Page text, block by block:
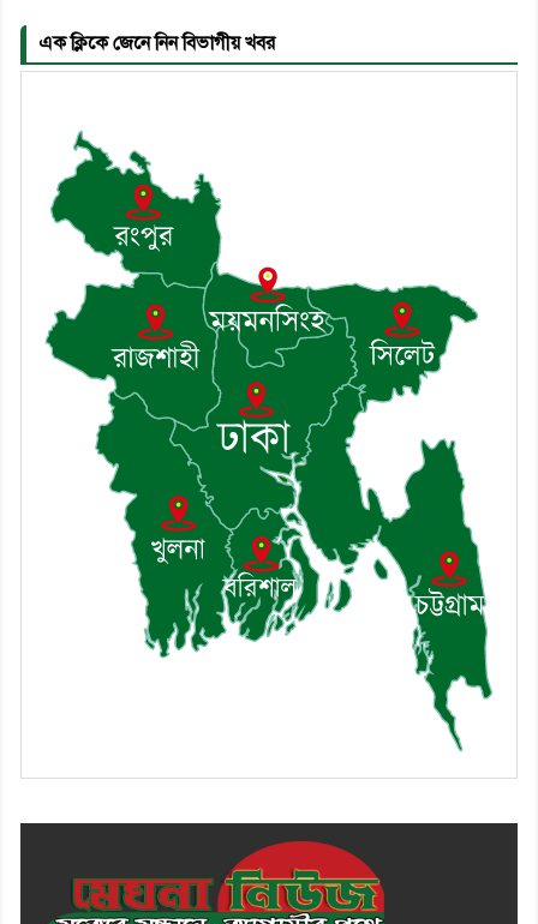
৬। জেলা পুলিশ সুপার থেকে সম্মাননা
৭। দাউদকান্দিতে উপজেলা আইন-
শৃঙ্খলা কমিটির মাসিক সভা অনুষ্ঠিত
৮। দাউদকান্দিতে মুচি সম্প্রদায়ের
খোঁজখবর নিলেন ড. খন্দকার মারুফ
হোসেন
৯। মেঘনায় আইন-শৃঙ্খলা কমিটির
মাসিক সভা অনুষ্ঠিত
১০। জাতীয় নেতা ড. খন্দকার
মোশাররফ হোসেনের মূল্যায়ন কোথায়
এবং একটি বিশ্লেষণ
এক ক্লিকে জেনে নিন বিভাগীয় খবর